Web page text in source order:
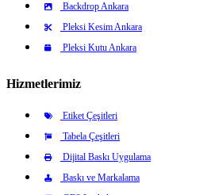
Backdrop Ankara
Pleksi Kesim Ankara
Pleksi Kutu Ankara
Hizmetlerimiz
Etiket Çeşitleri
Tabela Çeşitleri
Dijital Baskı Uygulama
Baskı ve Markalama